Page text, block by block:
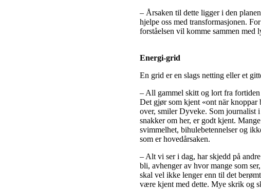
– Årsaken til dette ligger i den
hjelpe oss med transformasjonen.
forståelsen vil komme sammen
Energi-grid
En grid er en slags netting eller et
– All gammel skitt og lort fra
Det gjør som kjent «ont när knoppar
over, smiler Dyveke. Som journalist
snakker om her, er godt kjent.
svimmelhet, bihulebetennelser og
som er hovedårsaken.
– Alt vi ser i dag, har skjedd på
bli, avhenger av hvor mange som
skal vel ikke lenger enn til det
være kjent med dette. Mye skrik og